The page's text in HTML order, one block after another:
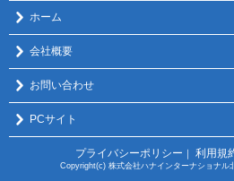
ホーム
会社概要
お問い合わせ
PCサイト
プライバシーポリシー 利用規
Copyright(c) 株式会社ハナインターナショナル